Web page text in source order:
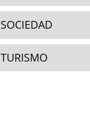
SOCIEDAD
TURISMO